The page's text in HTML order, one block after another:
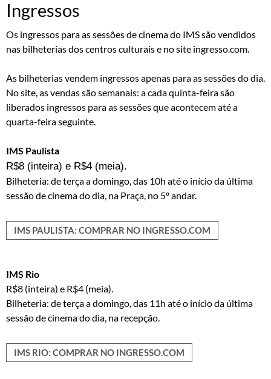
Ingressos
Os ingressos para as sessões de cinema do IMS são vendidos
nas bilheterias dos centros culturais e no site ingresso.com.
As bilheterias vendem ingressos apenas para as sessões do dia.
No site, as vendas são semanais: a cada quinta-feira são
liberados ingressos para as sessões que acontecem até a
quarta-feira seguinte.
IMS Paulista
R$8 (inteira) e R$4 (meia).
Bilheteria: de terça a domingo, das 10h até o início da última
sessão de cinema do dia, na Praça, no 5º andar.
IMS PAULISTA: COMPRAR NO INGRESSO.COM
IMS Rio
R$8 (inteira) e R$4 (meia).
Bilheteria: de terça a domingo, das 11h até o início da última
sessão de cinema do dia, na recepção.
IMS RIO: COMPRAR NO INGRESSO.COM